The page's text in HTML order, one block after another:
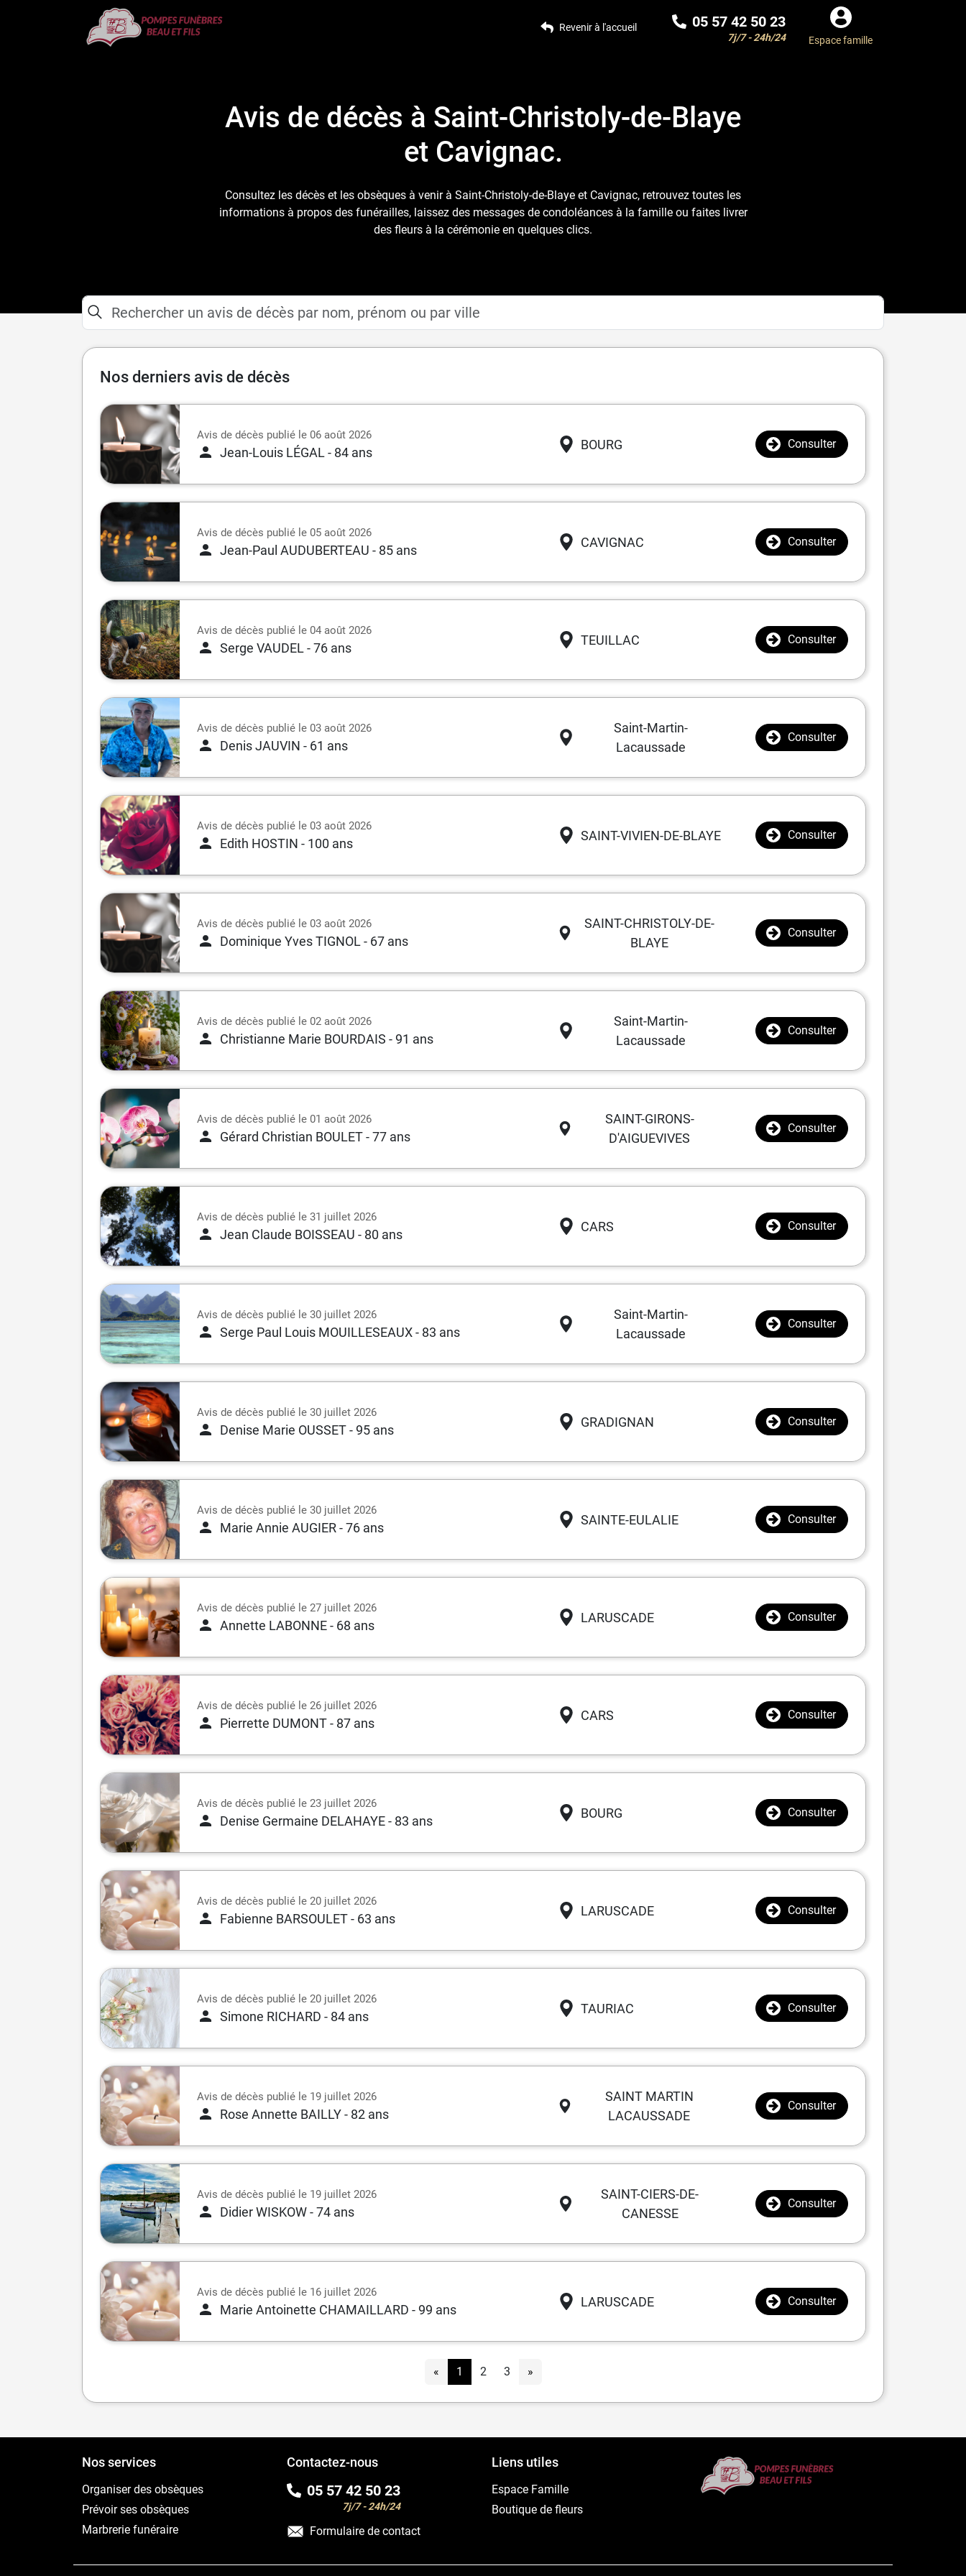
Revenir à l'accueil 05 57 42 50 23
7j/7 - 24h/24 Espace famille
Avis de décès à Saint-Christoly-de-Blaye
et Cavignac.
Consultez les décès et les obsèques à venir à Saint-Christoly-de-Blaye et Cavignac, retrouvez toutes les
informations à propos des funérailles, laissez des messages de condoléances à la famille ou faites livrer
des fleurs à la cérémonie en quelques clics.
Nos derniers avis de décès
Avis de décès publié le 06 août 2026
Jean-Louis LÉGAL - 84 ans
BOURG Consulter
Avis de décès publié le 05 août 2026
Jean-Paul AUDUBERTEAU - 85 ans
CAVIGNAC Consulter
Avis de décès publié le 04 août 2026
Serge VAUDEL - 76 ans
TEUILLAC Consulter
Avis de décès publié le 03 août 2026
Denis JAUVIN - 61 ans
Saint-Martin-
Lacaussade
Consulter
Avis de décès publié le 03 août 2026
Edith HOSTIN - 100 ans
SAINT-VIVIEN-DE-BLAYE Consulter
Avis de décès publié le 03 août 2026
Dominique Yves TIGNOL - 67 ans
SAINT-CHRISTOLY-DE-
BLAYE
Consulter
Avis de décès publié le 02 août 2026
Christianne Marie BOURDAIS - 91 ans
Saint-Martin-
Lacaussade
Consulter
Avis de décès publié le 01 août 2026
Gérard Christian BOULET- 77 ans
SAINT-GIRONS-
D'AIGUEVIVES
Consulter
Avis de décès publié le 31 juillet 2026
Jean Claude BOISSEAU - 80 ans
CARS Consulter
Avis de décès publié le 30 juillet 2026
Serge Paul Louis MOUILLESEAUX- 83 ans
Saint-Martin-
Lacaussade
Consulter
Avis de décès publié le 30 juillet 2026
Denise Marie OUSSET- 95 ans
GRADIGNAN Consulter
Avis de décès publié le 30 juillet 2026
Marie Annie AUGIER- 76 ans
SAINTE-EULALIE Consulter
Avis de décès publié le 27 juillet 2026
Annette LABONNE- 68 ans
LARUSCADE Consulter
Avis de décès publié le 26 juillet 2026
Pierrette DUMONT- 87 ans
CARS Consulter
Avis de décès publié le 23 juillet 2026
Denise Germaine DELAHAYE- 83 ans
BOURG Consulter
Avis de décès publié le 20 juillet 2026
Fabienne BARSOULET- 63 ans
LARUSCADE Consulter
Avis de décès publié le 20 juillet 2026
Simone RICHARD - 84 ans
TAURIAC Consulter
Avis de décès publié le 19 juillet 2026
Rose Annette BAILLY- 82 ans
SAINT MARTIN
LACAUSSADE
Consulter
Avis de décès publié le 19 juillet 2026
Didier WISKOW- 74 ans
SAINT-CIERS-DE-
CANESSE
Consulter
Avis de décès publié le 16 juillet 2026
Marie Antoinette CHAMAILLARD - 99 ans
LARUSCADE Consulter
« 1 2 3 »
Nos services
Organiser des obsèques
Prévoir ses obsèques
Marbrerie funéraire
Contactez-nous
05 57 42 50 23
7j/7 - 24h/24
Formulaire de contact
Liens utiles
Espace Famille
Boutique de fleurs